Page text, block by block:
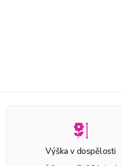
Výška v dospělosti